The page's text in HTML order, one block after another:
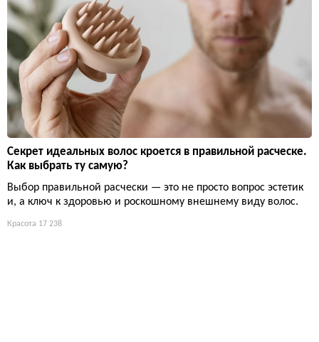
Секрет идеальных волос кроется в правильной расческе.
Как выбрать ту самую?
Выбор правильной расчески — это не просто вопрос эстетик
и, а ключ к здоровью и роскошному внешнему виду волос.
Красота 17 238